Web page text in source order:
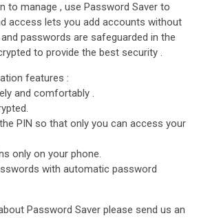
to manage , use Password Saver to
access lets you add accounts without
passwords are safeguarded in the
to provide the best security .
features :
and comfortably .
PIN so that only you can access your
only on your phone.
with automatic password
Password Saver please send us an